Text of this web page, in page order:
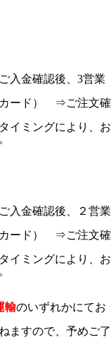
入金確認後、3営業
カード） ⇒ご注文確
イミングにより、お
入金確認後、２営業
カード） ⇒ご注文確
イミングにより、お
輸のいずれかにてお
ますので、予めご了